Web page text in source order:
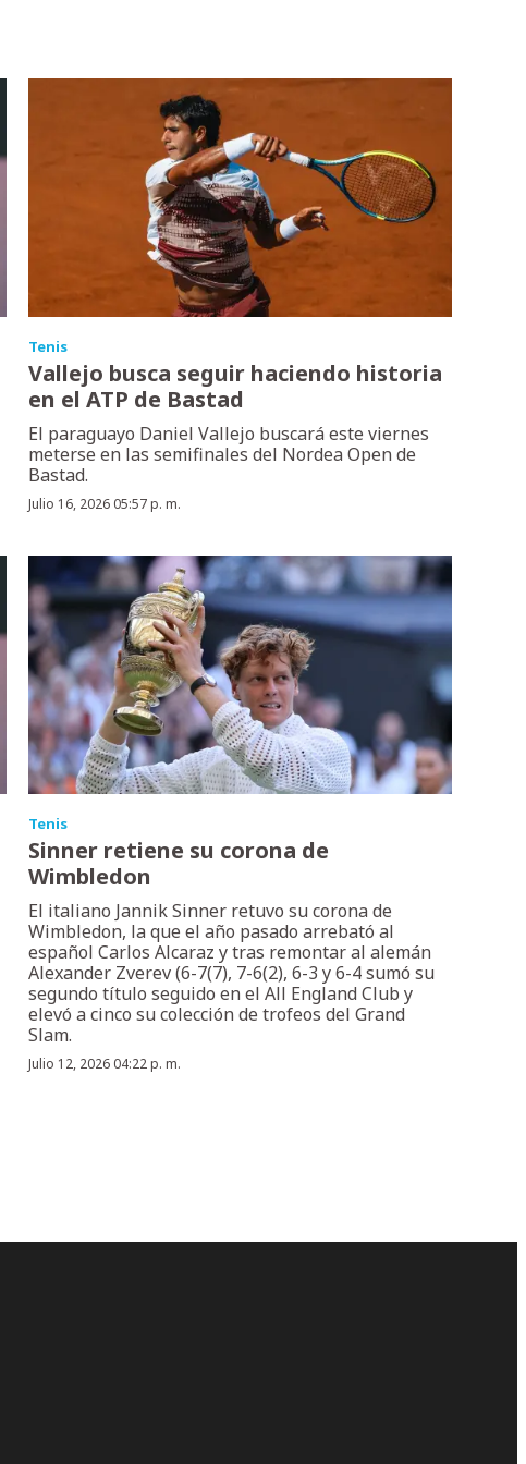
Tenis
Vallejo busca seguir haciendo historia
en el ATP de Bastad
El paraguayo Daniel Vallejo buscará este viernes
meterse en las semifinales del Nordea Open de
Bastad.
Julio 16, 2026 05:57 p. m.
Tenis
Sinner retiene su corona de
Wimbledon
El italiano Jannik Sinner retuvo su corona de
Wimbledon, la que el año pasado arrebató al
español Carlos Alcaraz y tras remontar al alemán
Alexander Zverev (6-7(7), 7-6(2), 6-3 y 6-4 sumó su
segundo título seguido en el All England Club y
elevó a cinco su colección de trofeos del Grand
Slam.
Julio 12, 2026 04:22 p. m.